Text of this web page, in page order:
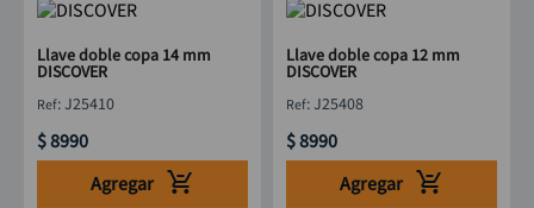
Llave doble copa 14 mm
DISCOVER
:J25410
$8990
Agregar
Llave doble copa 12 mm
DISCOVER
:J25408
$8990
Agregar